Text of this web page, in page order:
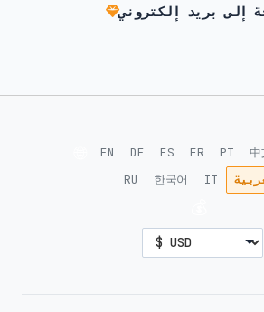
إلى بريد إلكتروني
EN DE ES FR PT 中
RU
한국어 IT